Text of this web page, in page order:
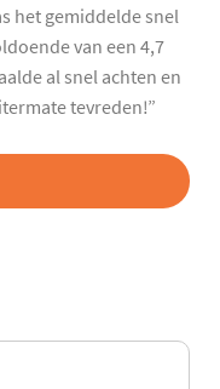
het gemiddelde snel
van een 4,7
al snel achten en
tevreden!”